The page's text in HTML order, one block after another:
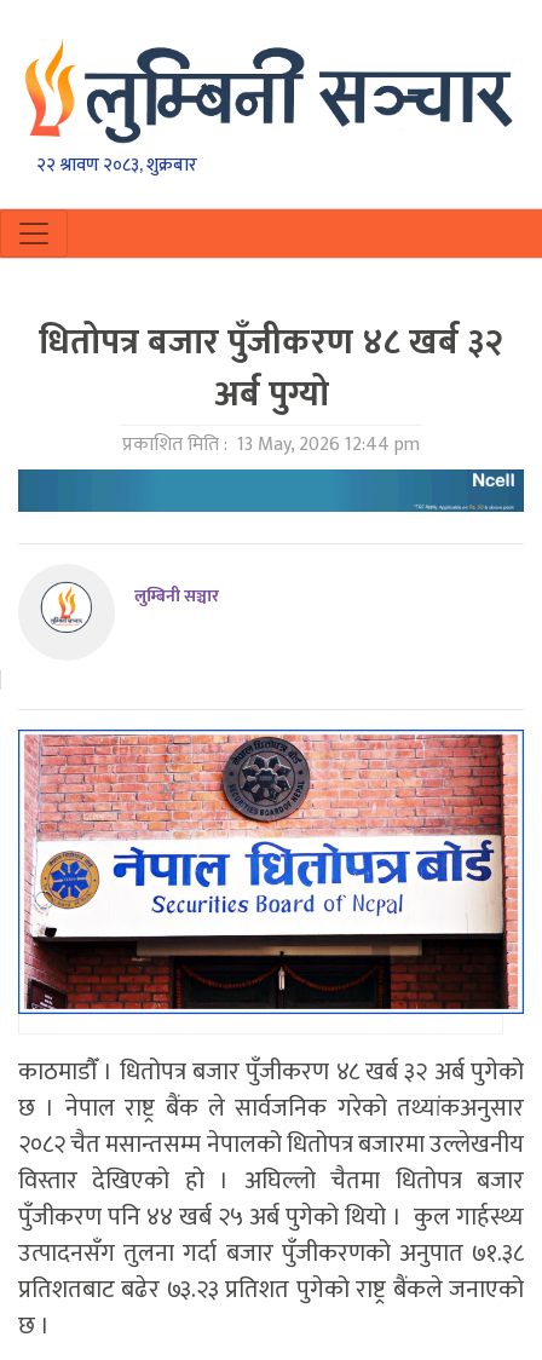
२२ श्रावण २०८३, शुक्रबार
धितोपत्र बजार पुँजीकरण ४८ खर्ब ३२
अर्ब पुग्यो
प्रकाशित मिति : 13 May, 2026 12:44 pm
लुम्बिनी सञ्चार
काठमाडाैँ । धितोपत्र बजार पुँजीकरण ४८ खर्ब ३२ अर्ब पुगेको
छ । नेपाल राष्ट्र बैंक ले सार्वजनिक गरेको तथ्यांकअनुसार
२०८२ चैत मसान्तसम्म नेपालको धितोपत्र बजारमा उल्लेखनीय
विस्तार देखिएको हो । अघिल्लो चैतमा धितोपत्र बजार
पुँजीकरण पनि ४४ खर्ब २५ अर्ब पुगेको थियो । कुल गार्हस्थ्य
उत्पादनसँग तुलना गर्दा बजार पुँजीकरणको अनुपात ७१.३८
प्रतिशतबाट बढेर ७३.२३ प्रतिशत पुगेको राष्ट्र बैंकले जनाएको
छ ।